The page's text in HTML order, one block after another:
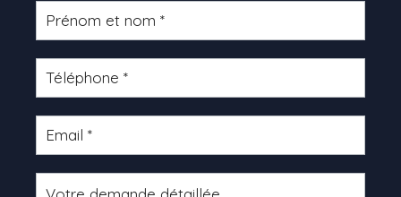
Formulaire
produit